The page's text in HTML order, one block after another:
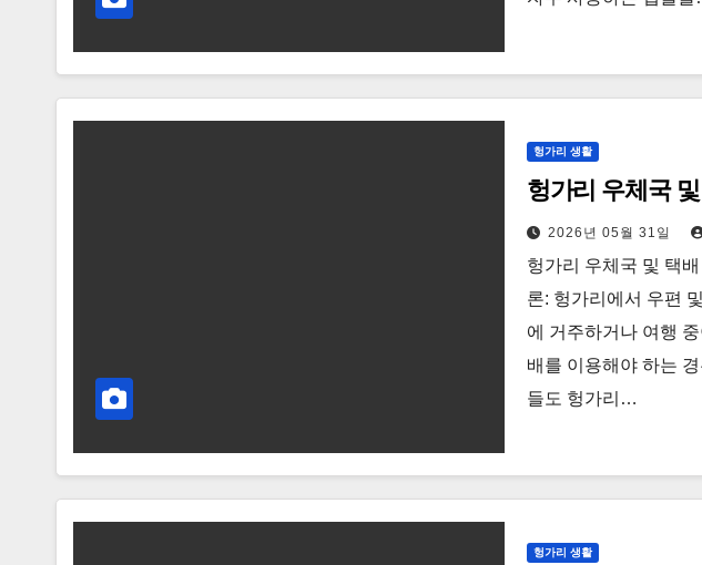
헝가리 생활
헝가리 우체국
2026년 05월 31일
헝가리 우체국 및 택
론: 헝가리에서 우편
에 거주하거나 여행
배를 이용해야 하는
들도 헝가리…
헝가리 생활